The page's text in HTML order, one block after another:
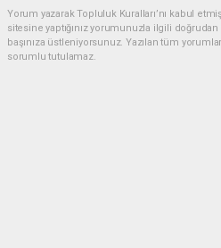
Yorum yazarak Topluluk Kuralları’nı kabul
sitesine yaptığınız yorumunuzla ilgili
başınıza üstleniyorsunuz. Yazılan tüm
sorumlu tutulamaz.